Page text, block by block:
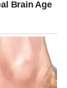
srećnijeg i
KOJI